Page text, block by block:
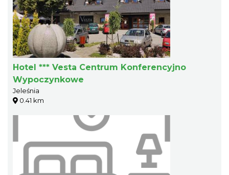
Hotel *** Vesta Centrum Konferencyjno
Wypoczynkowe
Jeleśnia
0.41 km